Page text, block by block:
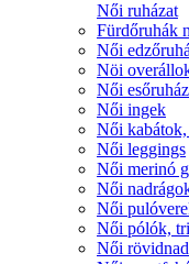
Női ruházat
Fürdőruhák
Női
Nöi
Női
Női ingek
Női
Női leggings
Női merinó
Női
Női
Női pólók,
Női